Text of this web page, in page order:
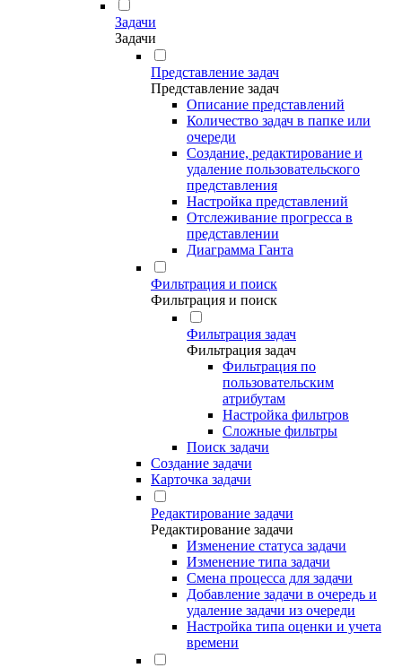
Задачи
Задачи
Представление задач
Представление задач
Описание представлений
Количество задач в папке или
очереди
Создание, редактирование и
удаление пользовательского
представления
Настройка представлений
Отслеживание прогресса в
представлении
Диаграмма Ганта
Фильтрация и поиск
Фильтрация и поиск
Фильтрация задач
Фильтрация задач
Фильтрация по
пользовательским
атрибутам
Настройка фильтров
Сложные фильтры
Поиск задачи
Создание задачи
Карточка задачи
Редактирование задачи
Редактирование задачи
Изменение статуса задачи
Изменение типа задачи
Смена процесса для задачи
Добавление задачи в очередь и
удаление задачи из очереди
Настройка типа оценки и учета
времени